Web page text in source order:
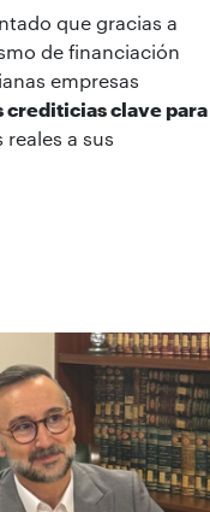
que gracias a
de financiación
empresas
crediticias clave para
reales a sus